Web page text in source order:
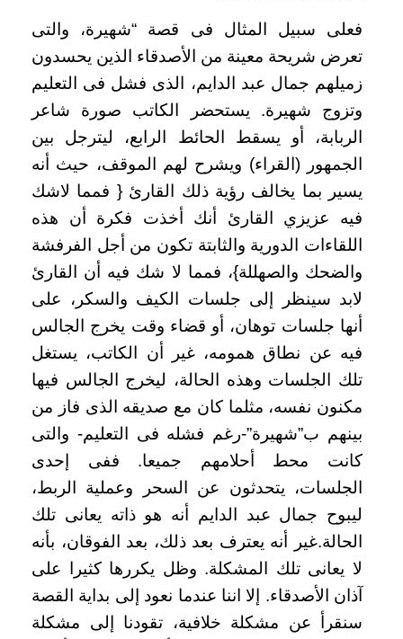
فعلى سبيل المثال فى قصة “شهيرة، والتى
تعرض شريحة معينة من الأصدقاء الذين يحسدون
زميلهم جمال عبد الدايم، الذى فشل فى التعليم
وتزوج شهيرة. يستحضر الكاتب صورة شاعر
الربابة، أو يسقط الحائط الرابع، ليترجل بين
الجمهور (القراء) ويشرح لهم الموقف، حيث أنه
يسير بما يخالف رؤية ذلك القارئ { فمما لاشك
فيه عزيزي القارئ أنك أخذت فكرة أن هذه
اللقاءات الدورية والثابتة تكون من أجل الفرفشة
والضحك والصهللة}، فمما لا شك فيه أن القارئ
لابد سينظر إلى جلسات الكيف والسكر، على
أنها جلسات توهان، أو قضاء وقت يخرج الجالس
فيه عن نطاق همومه، غير أن الكاتب، يستغل
تلك الجلسات وهذه الحالة، ليخرج الجالس فيها
مكنون نفسه، مثلما كان مع صديقه الذى فاز من
بينهم ب”شهيرة”-رغم فشله فى التعليم- والتى
كانت محط أحلامهم جميعا. ففى إحدى
الجلسات، يتحدثون عن السحر وعملية الربط،
ليبوح جمال عبد الدايم أنه هو ذاته يعانى تلك
الحالة.غير أنه يعترف بعد ذلك، بعد الفوقان، بأنه
لا يعانى تلك المشكلة. وظل يكررها كثيرا على
آذان الأصدقاء. إلا اننا عندما نعود إلى بداية القصة
سنقرأ عن مشكلة خلافية، تقودنا إلى مشكلة